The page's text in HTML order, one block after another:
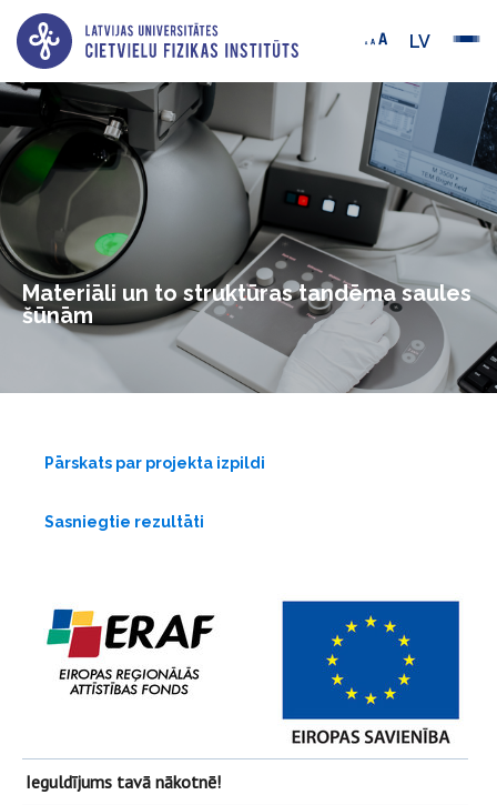
LV
Materiāli un to struktūras tandēma saules
šūnām
Pārskats par projekta izpildi
Sasniegtie rezultāti
Ieguldījums tavā nākotnē!